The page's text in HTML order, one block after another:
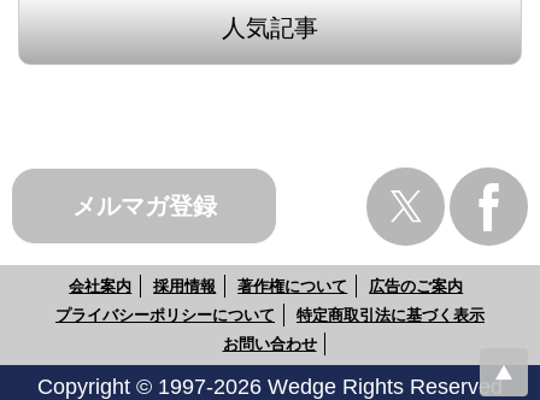
人気記事
メルマガ登録
会社案内 採用情報 著作権について
広告のご案内
プライバシーポリシーについて
特定商取引法に基づく表示
お問い合わせ
Copyright © 1997-2026 Wedge Rights Reserved